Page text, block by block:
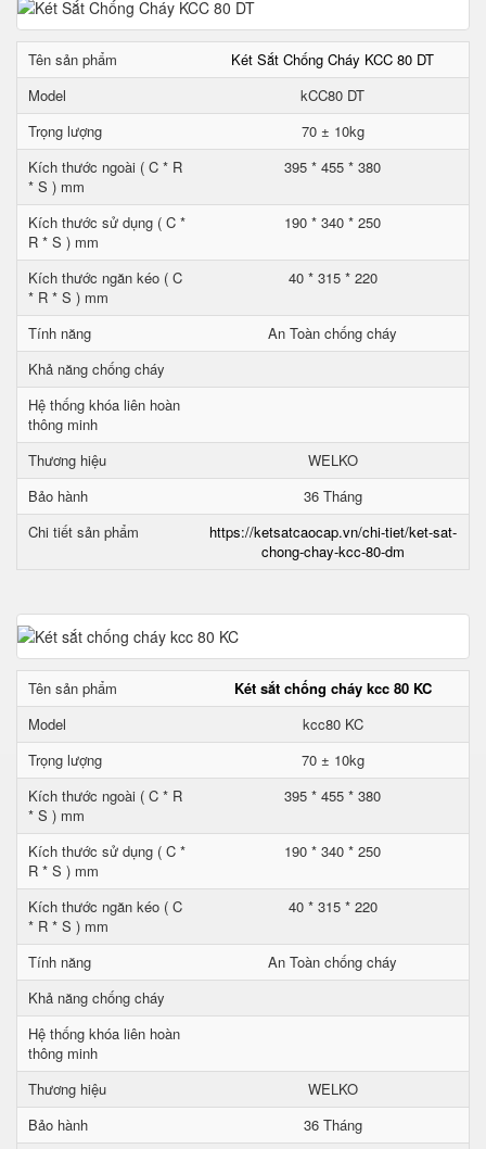
Tên sản phẩm
Két Sắt Chống Cháy KCC 80 DT
Model
kCC80 DT
Trọng lượng
70 ± 10kg
Kích thước ngoài ( C * R
* S ) mm
395 * 455 * 380
Kích thước sử dụng ( C *
R * S ) mm
190 * 340 * 250
Kích thước ngăn kéo ( C
* R * S ) mm
40 * 315 * 220
Tính năng
An Toàn chống cháy
Khả năng chống cháy
Hệ thống khóa liên hoàn
thông minh
Thương hiệu
WELKO
Bảo hành
36 Tháng
Chi tiết sản phẩm
https://ketsatcaocap.vn/chi-tiet/ket-sat-
chong-chay-kcc-80-dm
Tên sản phẩm
Két sắt chống cháy kcc 80 KC
Model
kcc80 KC
Trọng lượng
70 ± 10kg
Kích thước ngoài ( C * R
* S ) mm
395 * 455 * 380
Kích thước sử dụng ( C *
R * S ) mm
190 * 340 * 250
Kích thước ngăn kéo ( C
* R * S ) mm
40 * 315 * 220
Tính năng
An Toàn chống cháy
Khả năng chống cháy
Hệ thống khóa liên hoàn
thông minh
Thương hiệu
WELKO
Bảo hành
36 Tháng